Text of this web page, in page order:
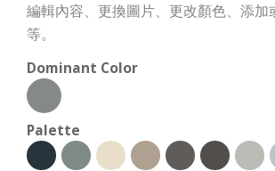
編輯內容、更換圖片、更改顏色、添加
等。
Dominant Color
Palette